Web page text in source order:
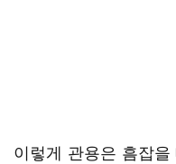
이렇게 관용은 흠잡